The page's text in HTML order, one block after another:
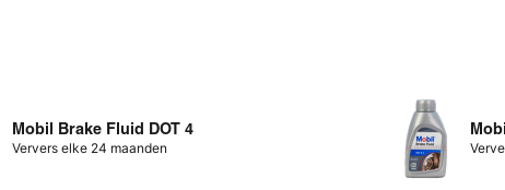
Mobil Brake Fluid DOT 4
Ververs elke 24 maanden